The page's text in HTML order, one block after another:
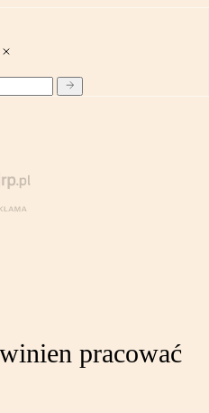
pracować